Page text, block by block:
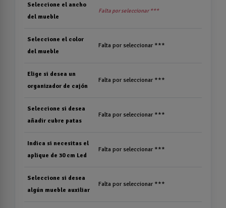
Seleccione el ancho
del mueble
Falta por seleccionar ***
Seleccione el color
del mueble
Falta por seleccionar ***
Elige si desea un
organizador de cajón
Falta por seleccionar ***
Seleccione si desea
añadir cubre patas
Falta por seleccionar ***
Indica si necesitas el
aplique de 30 cm Led
Falta por seleccionar ***
Seleccione si desea
algún mueble auxiliar
Falta por seleccionar ***